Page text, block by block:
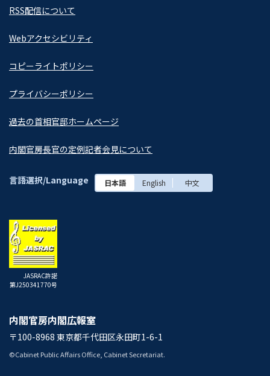
RSS配信について
Webアクセシビリティ
コピーライトポリシー
プライバシーポリシー
過去の首相官邸ホームページ
内閣官房長官の定例記者会見について
言語選択/Language 日本語 English 中文
JASRAC許諾
第J250341770号
内閣官房内閣広報室
〒100-8968 東京都千代田区永田町1-6-1
©Cabinet Public Affairs Office, Cabinet Secretariat.